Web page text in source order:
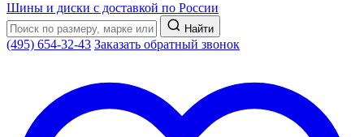
Шины и диски с доставкой по России
Найти
(495) 654-32-43 Заказать обратный звонок